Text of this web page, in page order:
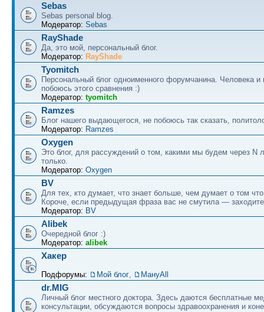
Sebas
Sebas personal blog.
Модератор: Sebas
RayShade
Да, это мой, персональный блог.
Модератор: RayShade
Tyomitch
Персональный блог одноименного форумчанина. Человека и
побоюсь этого сравнения :)
Модератор: tyomitch
Ramzes
Блог нашего выдающегося, не побоюсь так сказать,
Модератор: Ramzes
Oxygen
Это блог, для рассуждений о том, какими мы будем через N
только.
Модератор: Oxygen
BV
Для тех, кто думает, что знает больше, чем думает о том что
Короче, если предыдущая фраза вас не смутила —
Модератор: BV
Alibek
Очередной блог :)
Модератор: alibek
Хакер
Подфорумы: Мой блог, МануAll
dr.MIG
Личный блог местного доктора. Здесь даются бесплатные
консультации, обсуждаются вопросы здравоохранения и